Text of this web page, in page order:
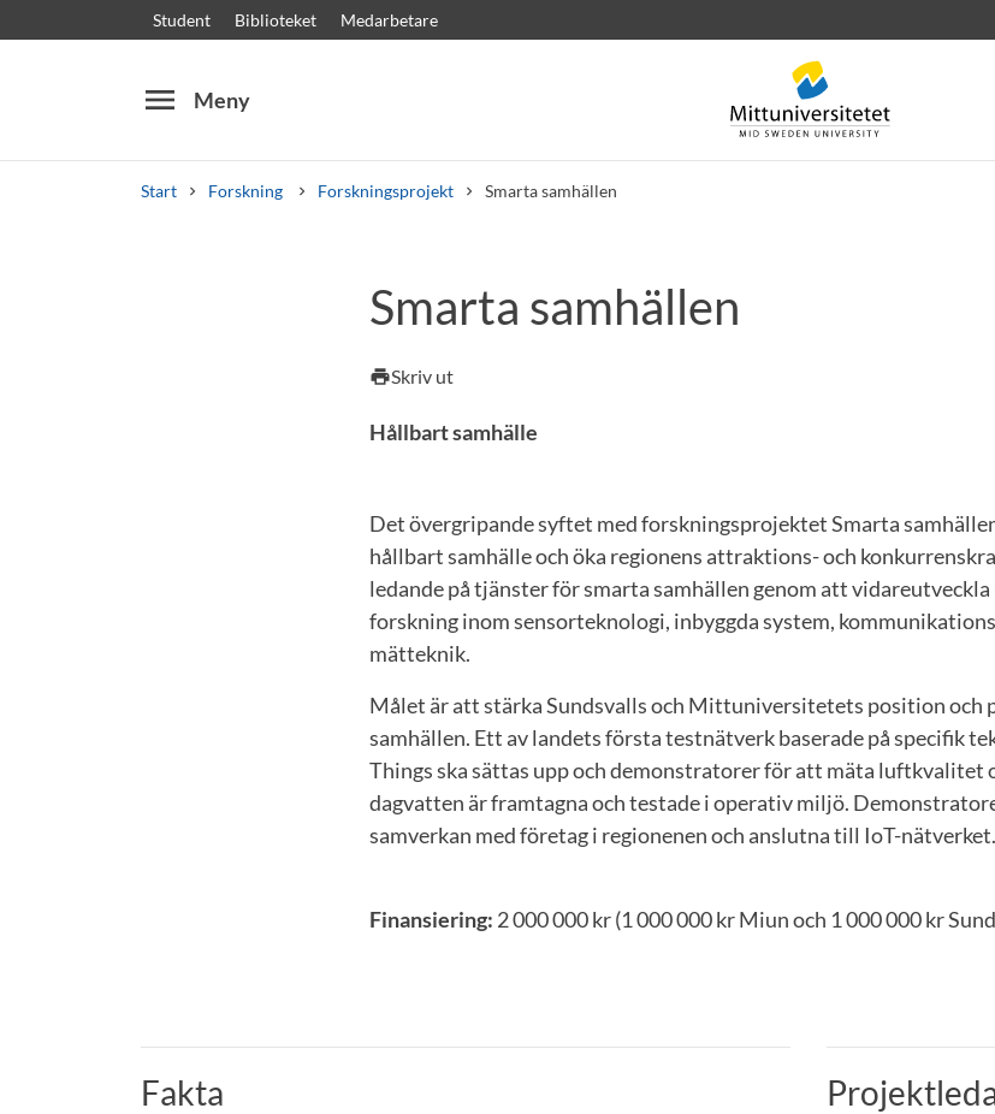
Student Biblioteket Medarbetare
menu Meny
Start Forskning Forskningsprojekt Smarta samhällen
Kursplaner Välkomstbrev PersonalLediga jobb
Smarta samhällen
printSkriv ut
Hållbart samhälle
Det övergripande syftet med forskningsprojektet Smarta
hållbart samhälle och öka regionens attraktions- och
ledande på tjänster för smarta samhällen genom att
forskning inom sensorteknologi, inbyggda system,
mätteknik.
Målet är att stärka Sundsvalls och Mittuniversitetets position och
samhällen. Ett av landets första testnätverk baserade på specifik
Things ska sättas upp och demonstratorer för att mäta luftkvalitet
dagvatten är framtagna och testade i operativ miljö.
samverkan med företag i regionenen och anslutna till IoT-nätverket.
Finansiering: 2 000 000 kr (1 000 000 kr Miun och 1 000 000 kr
Fakta